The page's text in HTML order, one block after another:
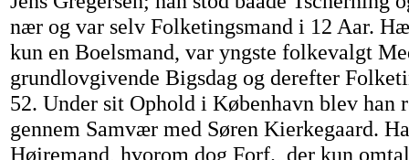
nær og var selv Folketingsmand i 12 Aar.
kun en Boelsmand, var yngste folkevalgt
grundlovgivende Bigsdag og derefter
52. Under sit Ophold i København blev han
gennem Samvær med Søren Kierkegaard.
Højremand, hvorom dog Forf., der kun